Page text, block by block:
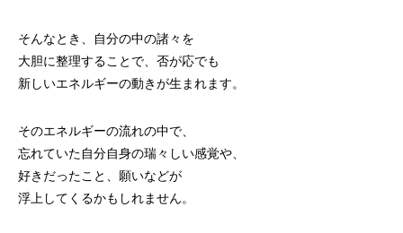
そんなとき、自分の中の諸々を
大胆に整理することで、否が応でも
新しいエネルギーの動きが生まれます。
そのエネルギーの流れの中で、
忘れていた自分自身の瑞々しい感覚や、
好きだったこと、願いなどが
浮上してくるかもしれません。